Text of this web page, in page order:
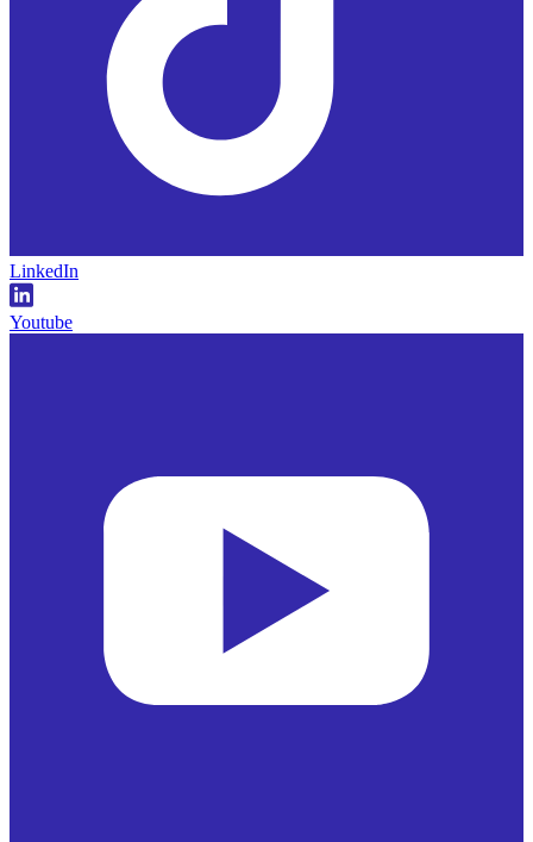
LinkedIn
Youtube